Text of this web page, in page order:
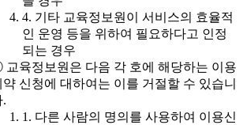
4. 기타 교육정보원이 서비스의 효율적
인 운영 등을 위하여 필요하다고 인정
되는 경우
육정보원은 다음 각 호에 해당하는 이용
약 신청에 대하여는 이를 거절할 수 있습니
.
1. 다른 사람의 명의를 사용하여 이용신